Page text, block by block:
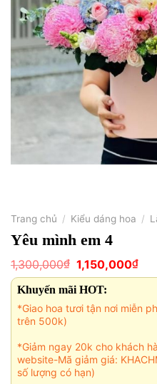
Trang chủ / Kiểu dáng hoa /
Yêu mình em 4
1,300,000₫ Giá
gốc
là:
1,300,000₫.
1,150,000₫Giá
Khuyến mãi HOT:
*Giao hoa tươi tận nơi miễn
trên 500k)
*Giảm ngay 20k cho khách
website-Mã giảm giá:
số lượng có hạn)